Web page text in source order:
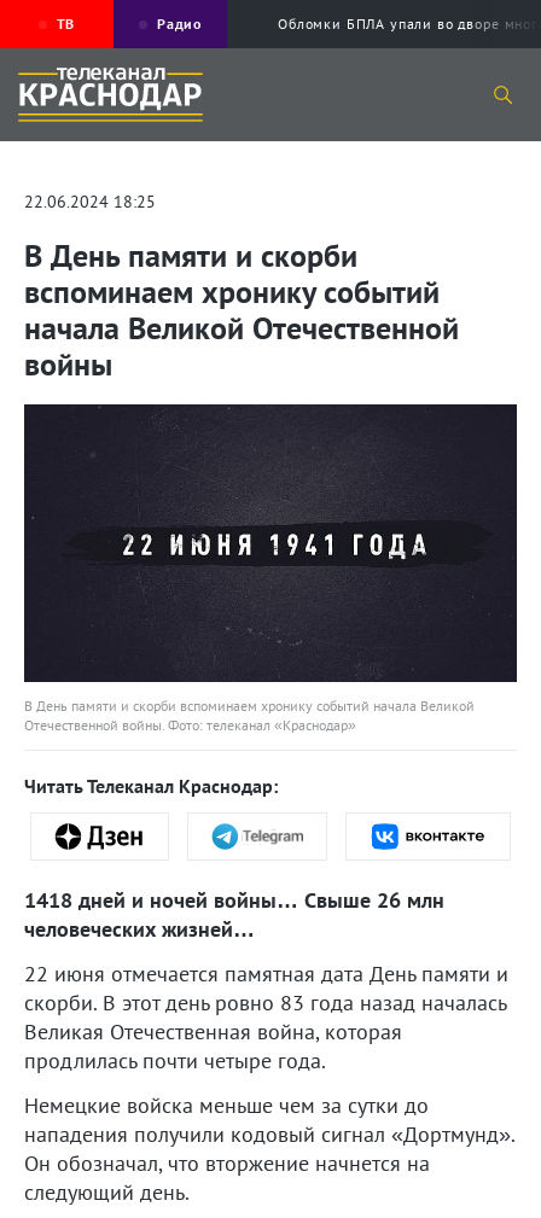
ТВ Радио Обломки БПЛА упали во дворе
22.06.2024 18:25
В День памяти и скорби
вспоминаем хронику событий
начала Великой Отечественной
войны
В День памяти и скорби вспоминаем хронику событий начала Великой
Отечественной войны. Фото: телеканал «Краснодар»
Читать Телеканал Краснодар:
1418 дней и ночей войны… Свыше 26 млн
человеческих жизней…
22 июня отмечается памятная дата День памяти и
скорби. В этот день ровно 83 года назад началась
Великая Отечественная война, которая
продлилась почти четыре года.
Немецкие войска меньше чем за сутки до
нападения получили кодовый сигнал «Дортмунд».
Он обозначал, что вторжение начнется на
следующий день.